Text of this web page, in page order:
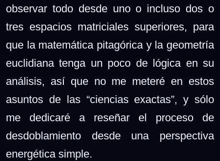
observar todo desde uno o incluso dos o
tres espacios matriciales superiores, para
que la matemática pitagórica y la geometría
euclidiana tenga un poco de lógica en su
análisis, así que no me meteré en estos
asuntos de las “ciencias exactas”, y sólo
me dedicaré a reseñar el proceso de
desdoblamiento desde una perspectiva
energética simple.